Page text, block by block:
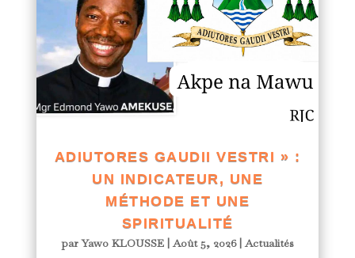
ADIUTORES GAUDII VESTRI » :
UN INDICATEUR, UNE
MÉTHODE ET UNE
SPIRITUALITÉ
parYawo KLOUSSE|Août 5, 2026|Actualités